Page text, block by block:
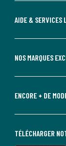
AIDE & SERVICES
NOS MARQUES
ENCORE + DE
TÉLÉCHARGER